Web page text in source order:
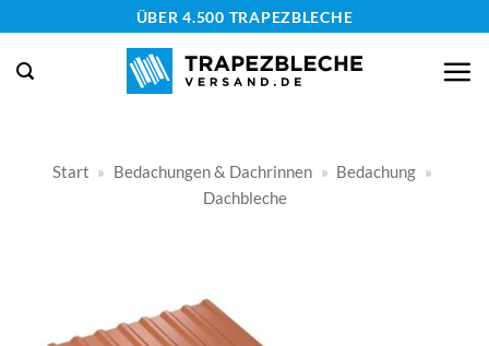
springen
ÜBER 4.500 TRAPEZBLECHE
Start » Bedachungen & Dachrinnen » Bedachung »
Dachbleche